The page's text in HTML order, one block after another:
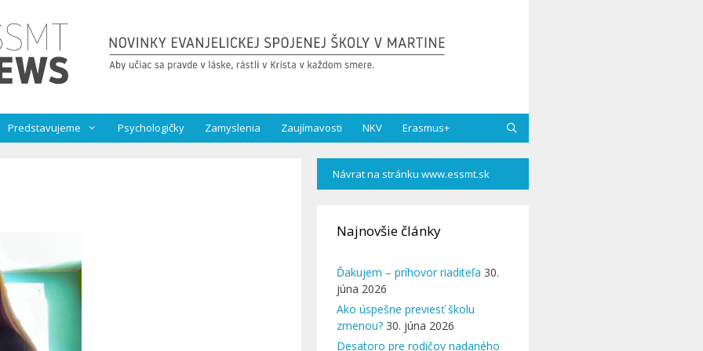
Predstavujeme Psychologičky Zamyslenia Zaujímavosti NKV Erasmus+
Návrat na stránku www.essmt.sk
Najnovšie články
Ďakujem – príhovor riaditeľa 30.
júna 2026
Ako úspešne previesť školu
zmenou? 30. júna 2026
Desatoro pre rodičov nadaného